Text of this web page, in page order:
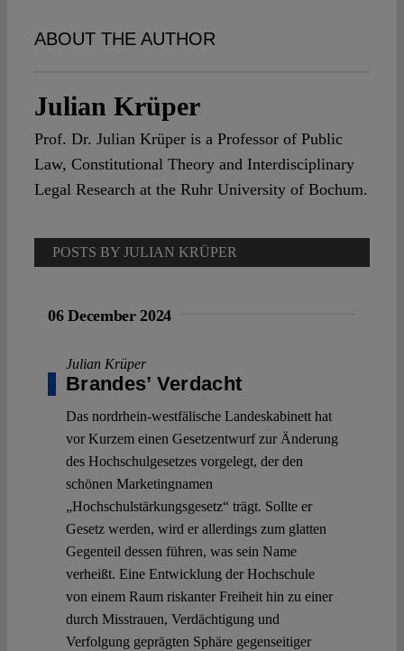
Spotlight
ABOUT THE AUTHOR
Julian Krüper
Prof. Dr. Julian Krüper is a Professor of Public
Law, Constitutional Theory and Interdisciplinary
Legal Research at the Ruhr University of Bochum.
POSTS BY JULIAN KRÜPER
06 December 2024
Julian Krüper
Brandes’ Verdacht
Das nordrhein-westfälische Landeskabinett hat
vor Kurzem einen Gesetzentwurf zur Änderung
des Hochschulgesetzes vorgelegt, der den
schönen Marketingnamen
„Hochschulstärkungsgesetz“ trägt. Sollte er
Gesetz werden, wird er allerdings zum glatten
Gegenteil dessen führen, was sein Name
verheißt. Eine Entwicklung der Hochschule
von einem Raum riskanter Freiheit hin zu einer
durch Misstrauen, Verdächtigung und
Verfolgung geprägten Sphäre gegenseitiger